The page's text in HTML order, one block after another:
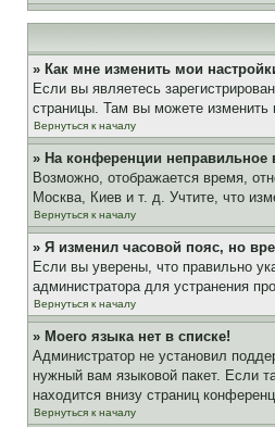
» Как мне изменить мои
Если вы являетесь
страницы. Там вы можете изменить
Вернуться к началу
» На конференции неправильное
Возможно, отображается время,
Москва, Киев и т. д. Учтите, что
Вернуться к началу
» Я изменил часовой пояс, но
Если вы уверены, что правильно
администратора для устранения
Вернуться к началу
» Моего языка нет в списке!
Администратор не установил
нужный вам языковой пакет. Если
находится внизу страниц
Вернуться к началу